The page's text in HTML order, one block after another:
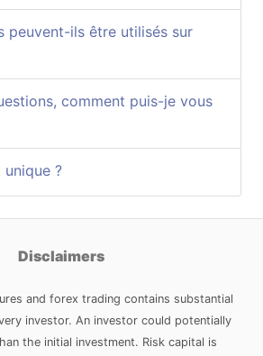
peuvent-ils être utilisés sur
comment puis-je vous
?
Disclaimers
and forex trading contains substantial
investor. An investor could potentially
the initial investment. Risk capital is